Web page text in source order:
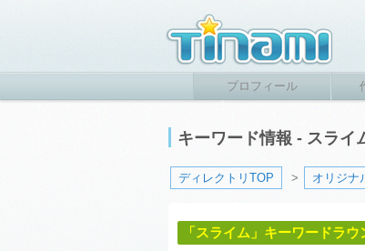
プロフィール
キーワード情報 - スライ
ディレクトリTOP > オリジナ
「スライム」キーワードラウ